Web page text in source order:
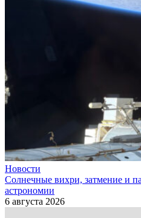
Новости
Солнечные вихри, затмение и
астрономии
6 августа 2026